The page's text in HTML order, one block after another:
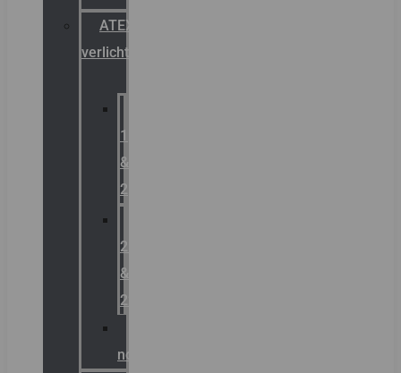
ATEX
verlichting
1
&
2
21
&
22
noodverlichting